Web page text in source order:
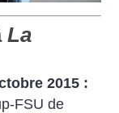
La
2015 :
FSU de